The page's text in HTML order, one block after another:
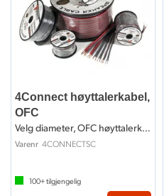
4Connect høyttalerkabel,
OFC
Velg diameter, OFC høyttalerkabel
Varenr 4CONNECTSC
100+tilgjengelig